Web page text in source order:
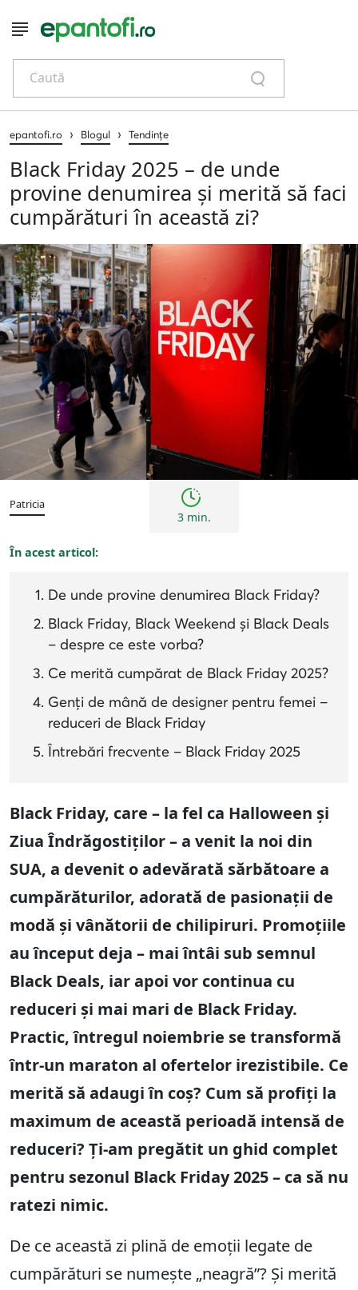
Caută
epantofi.ro › Blogul › Tendințe
Black Friday 2025 – de unde
provine denumirea și merită să faci
cumpărături în această zi?
Patricia
3 min.
În acest articol:
De unde provine denumirea Black Friday?
Black Friday, Black Weekend și Black Deals
– despre ce este vorba?
Ce merită cumpărat de Black Friday 2025?
Genți de mână de designer pentru femei –
reduceri de Black Friday
Întrebări frecvente – Black Friday 2025
Black Friday, care – la fel ca Halloween și
Ziua Îndrăgostiților – a venit la noi din
SUA, a devenit o adevărată sărbătoare a
cumpărăturilor, adorată de pasionații de
modă și vânătorii de chilipiruri. Promoțiile
au început deja – mai întâi sub semnul
Black Deals, iar apoi vor continua cu
reduceri și mai mari de Black Friday.
Practic, întregul noiembrie se transformă
într-un maraton al ofertelor irezistibile. Ce
merită să adaugi în coș? Cum să profiți la
maximum de această perioadă intensă de
reduceri? Ți-am pregătit un ghid complet
pentru sezonul Black Friday 2025 – ca să nu
ratezi nimic.
De ce această zi plină de emoții legate de
cumpărături se numește „neagră”? Și merită